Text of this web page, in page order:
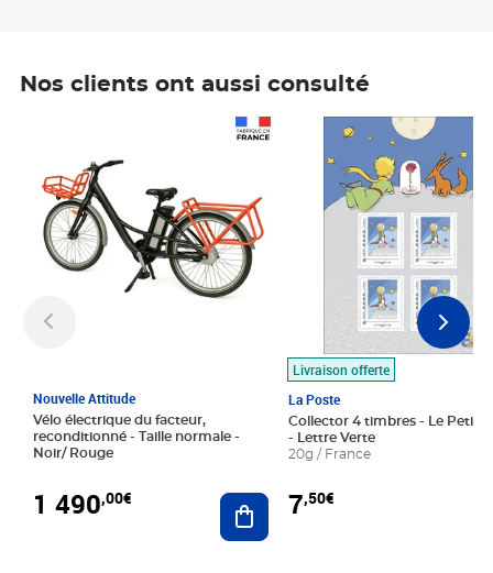
Nos clients ont aussi consulté
Nouvelle Attitude
Vélo électrique du facteur,
reconditionné - Taille normale -
Noir/ Rouge
1 490,00€ Ajouter au panier
Livraison offerte
La Poste
Collector 4 timbres - Le Petit
- Lettre Verte
20g / France
7,50€
Prix 7,50€